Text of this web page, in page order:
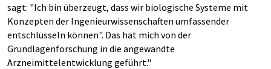
sagt: "Ich bin überzeugt, dass wir biologische Systeme mit
Konzepten der Ingenieurwissenschaften umfassender
entschlüsseln können". Das hat mich von der
Grundlagenforschung in die angewandte
Arzneimittelentwicklung geführt."